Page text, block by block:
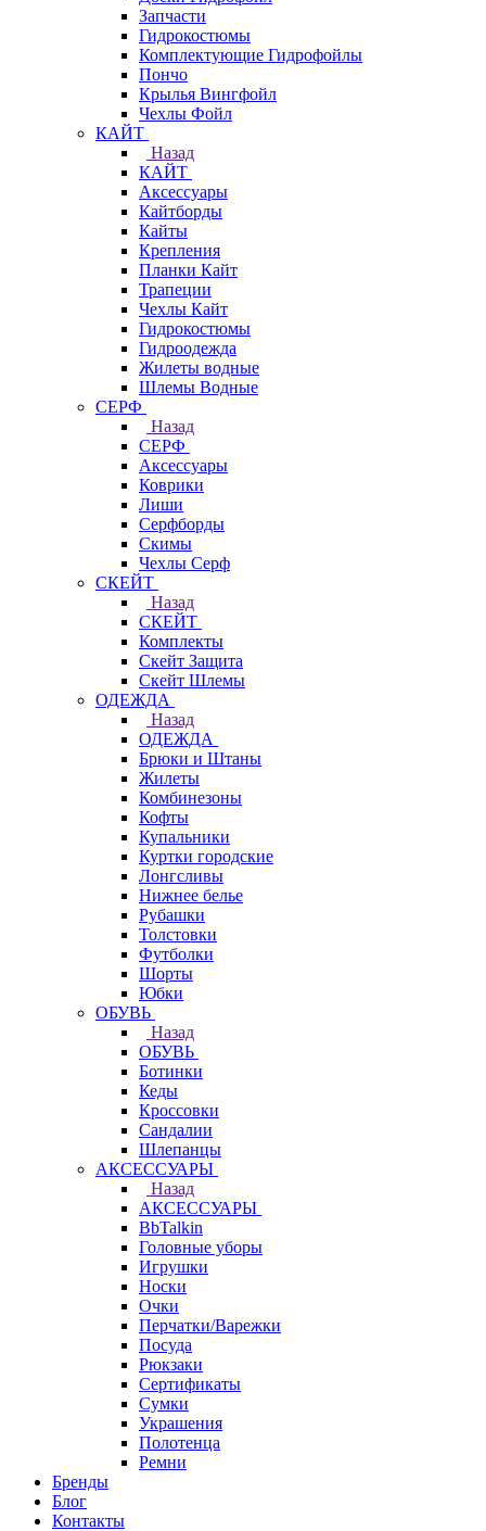
Запчасти
Гидрокостюмы
Комплектующие Гидрофойлы
Пончо
Крылья Вингфойл
Чехлы Фойл
КАЙТ
Назад
КАЙТ
Аксессуары
Кайтборды
Кайты
Крепления
Планки Кайт
Трапеции
Чехлы Кайт
Гидрокостюмы
Гидроодежда
Жилеты водные
Шлемы Водные
СЕРФ
Назад
СЕРФ
Аксессуары
Коврики
Лиши
Серфборды
Скимы
Чехлы Cерф
СКЕЙТ
Назад
СКЕЙТ
Комплекты
Скейт Защита
Скейт Шлемы
ОДЕЖДА
Назад
ОДЕЖДА
Брюки и Штаны
Жилеты
Комбинезоны
Кофты
Купальники
Куртки городские
Лонгсливы
Нижнее белье
Рубашки
Толстовки
Футболки
Шорты
Юбки
ОБУВЬ
Назад
ОБУВЬ
Ботинки
Кеды
Кроссовки
Сандалии
Шлепанцы
АКСЕССУАРЫ
Назад
АКСЕССУАРЫ
BbTalkin
Головные уборы
Игрушки
Носки
Очки
Перчатки/Варежки
Посуда
Рюкзаки
Сертификаты
Сумки
Украшения
Полотенца
Ремни
Бренды
Блог
Контакты